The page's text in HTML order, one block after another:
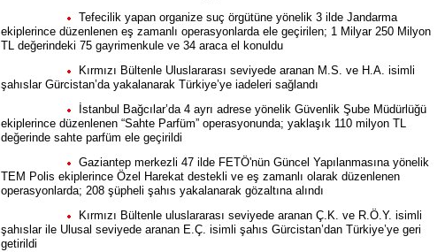
Tefecilik yapan organize suç örgütüne yönelik 3 ilde Jandarma
ekiplerince düzenlenen eş zamanlı operasyonlarda ele geçirilen; 1 Milyar 250 Milyon
TL değerindeki 75 gayrimenkule ve 34 araca el konuldu
Kırmızı Bültenle Uluslararası seviyede aranan M.S. ve H.A. isimli
şahıslar Gürcistan’da yakalanarak Türkiye’ye iadeleri sağlandı
İstanbul Bağcılar’da 4 ayrı adrese yönelik Güvenlik Şube Müdürlüğü
ekiplerince düzenlenen “Sahte Parfüm” operasyonunda; yaklaşık 110 milyon TL
değerinde sahte parfüm ele geçirildi
Gaziantep merkezli 47 ilde FETÖ'nün Güncel Yapılanmasına yönelik
TEM Polis ekiplerince Özel Harekat destekli ve eş zamanlı olarak düzenlenen
operasyonlarda; 208 şüpheli şahıs yakalanarak gözaltına alındı
Kırmızı Bültenle uluslararası seviyede aranan Ç.K. ve R.Ö.Y. isimli
şahıslar ile Ulusal seviyede aranan E.Ç. isimli şahıs Gürcistan’dan Türkiye’ye geri
getirildi